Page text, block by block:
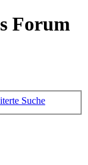
Forum
Suche